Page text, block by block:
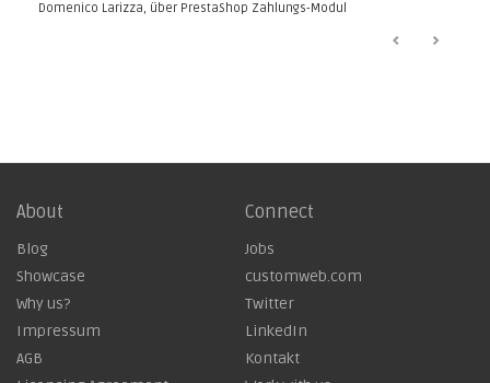
Domenico Larizza, über PrestaShop Zahlungs-Modul
About
Blog
Showcase
Why us?
Impressum
AGB
Connect
Jobs
customweb.com
Twitter
LinkedIn
Kontakt